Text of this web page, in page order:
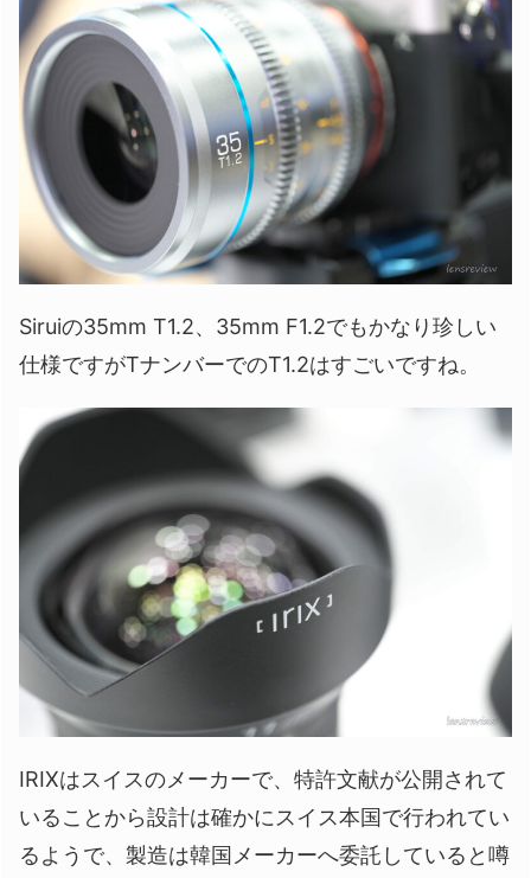
Siruiの35mm T1.2、35mm F1.2でもかなり珍しい
仕様ですがTナンバーでのT1.2はすごいですね。
IRIXはスイスのメーカーで、特許文献が公開されて
いることから設計は確かにスイス本国で行われてい
るようで、製造は韓国メーカーへ委託していると噂